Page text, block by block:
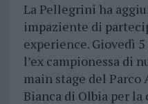
La Pellegrini ha
impaziente di
experience. Giovedì
l’ex campionessa di
main stage del Parco
Bianca di Olbia per